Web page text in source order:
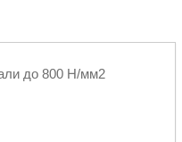
до 800 Н/мм2